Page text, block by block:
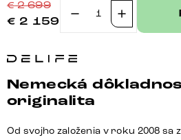
€2 699
€ 2 159
množstvo
stôl
oválny
220x120
keramika
Nemecká
originalita
Od svojho založenia v roku 2008 sa